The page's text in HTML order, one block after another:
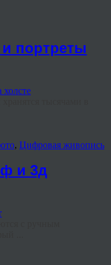
портреты
, Цифровая живопись
и 3д